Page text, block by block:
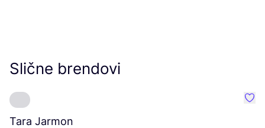
Slične brendovi
Tara Jarmon